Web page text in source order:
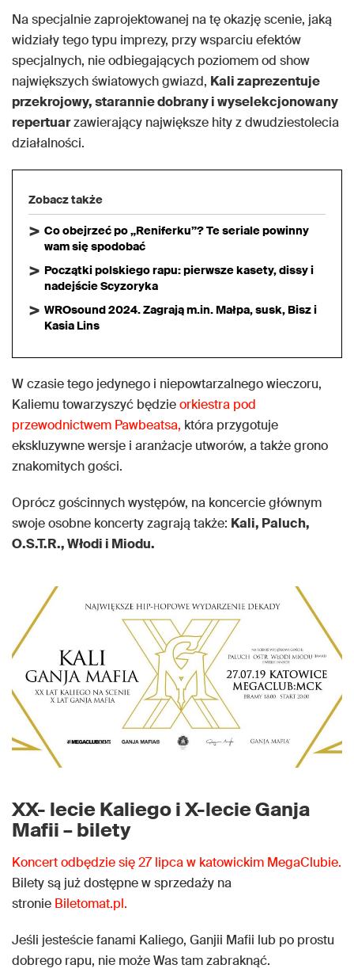
Na specjalnie zaprojektowanej na tę okazję scenie, jaką
widziały tego typu imprezy, przy wsparciu efektów
specjalnych, nie odbiegających poziomem od show
największych światowych gwiazd, Kali zaprezentuje
przekrojowy, starannie dobrany i wyselekcjonowany
repertuarzawierający największe hity z dwudziestolecia
działalności.
Zobacz także
Co obejrzeć po „Reniferku”? Te seriale powinny
wam się spodobać
Początki polskiego rapu: pierwsze kasety, dissy i
nadejście Scyzoryka
WROsound 2024. Zagrają m.in. Małpa, susk, Bisz i
Kasia Lins
W czasie tego jedynego i niepowtarzalnego wieczoru,
Kaliemu towarzyszyć będzieorkiestra pod
przewodnictwem Pawbeatsa, która przygotuje
ekskluzywne wersje i aranżacje utworów, a także grono
znakomitych gości.
Oprócz gościnnych występów, na koncercie głównym
swoje osobne koncerty zagrają także: Kali, Paluch,
O.S.T.R., Włodi i Miodu.
XX- lecie Kaliego i X-lecie Ganja
Mafii – bilety
Koncert odbędzie się 27 lipca w katowickim MegaClubie.
Bilety są już dostępne w sprzedaży na
stronie Biletomat.pl.
Jeśli jesteście fanami Kaliego, Ganjii Mafii lub po prostu
dobrego rapu, nie może Was tam zabraknąć.